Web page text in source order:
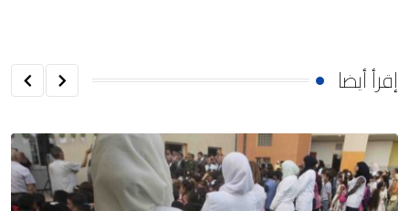
إقرأ أيضا